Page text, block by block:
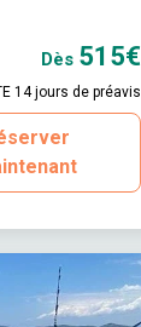
Dès 515€
14 jours de préavis